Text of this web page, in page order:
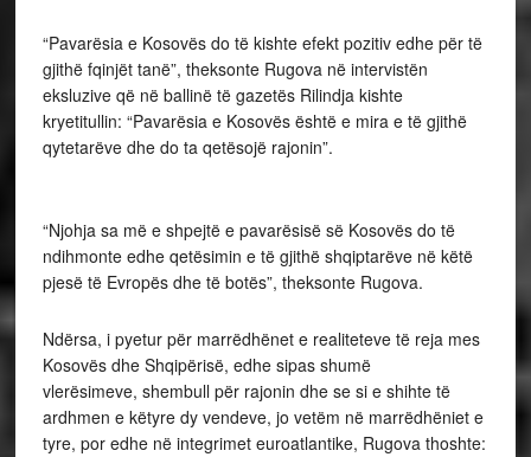
“Pavarësia e Kosovës do të kishte efekt pozitiv edhe për të
gjithë fqinjët tanë”, theksonte Rugova në intervistën
eksluzive që në ballinë të gazetës Rilindja kishte
kryetitullin: “Pavarësia e Kosovës është e mira e të gjithë
qytetarëve dhe do ta qetësojë rajonin”.
“Njohja sa më e shpejtë e pavarësisë së Kosovës do të
ndihmonte edhe qetësimin e të gjithë shqiptarëve në këtë
pjesë të Evropës dhe të botës”, theksonte Rugova.
Ndërsa, i pyetur për marrëdhënet e realiteteve të reja mes
Kosovës dhe Shqipërisë, edhe sipas shumë
vlerësimeve, shembull për rajonin dhe se si e shihte të
ardhmen e këtyre dy vendeve, jo vetëm në marrëdhëniet e
tyre, por edhe në integrimet euroatlantike, Rugova thoshte: